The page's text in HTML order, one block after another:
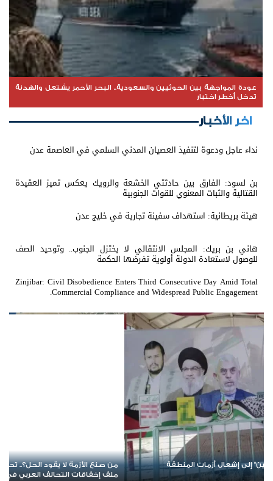
عودة المواجهة بين الحوثيين والسعودية.. البحر الأحمر يشتعل والهدنة
تدخل أخطر اختبار
اخر الأخبار
نداء عاجل ودعوة لتنفيذ العصيان المدني السلمي في العاصمة عدن
بن لسود: الفارق بين حادثتي الخشعة والرويك يعكس تميز العقيدة
القتالية والثبات المعنوي للقوات الجنوبية
هيئة بريطانية: استهداف سفينة تجارية في خليج عدن
هاني بن بريك: المجلس الانتقالي لا يختزل الجنوب.. وتوحيد الصف
للوصول لاستعادة الدولة أولوية تفرضها الحكمة
Zinjibar: Civil Disobedience Enters Third Consecutive Day Amid Total
Commercial Compliance and Widespread Public Engagement.
يعيد فتح
عودة المواجهة بين الحوثيين والسعودية.. البحر الأحمر
تدخل أخطر اختبار